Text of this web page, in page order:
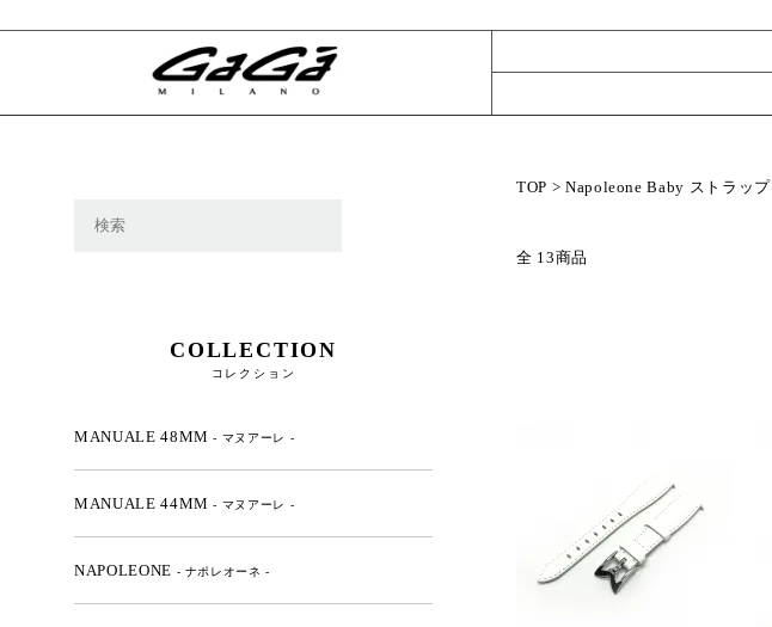
TOP > Napoleone Baby ストラップ
全 13商品
COLLECTION
コレクション
MANUALE 48MM- マヌアーレ -
MANUALE 44MM- マヌアーレ -
NAPOLEONE - ナポレオーネ -